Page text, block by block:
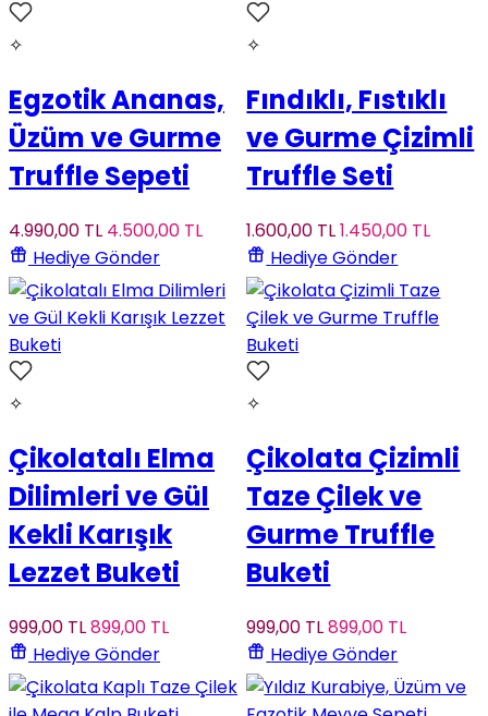
✧
Egzotik Ananas,
Üzüm ve Gurme
Truffle Sepeti
4.990,00 TL 4.500,00 TL
Hediye Gönder
✧
Fındıklı, Fıstıklı
ve Gurme Çizimli
Truffle Seti
1.600,00 TL1.450,00 TL
Hediye Gönder
✧
Çikolatalı Elma
Dilimleri ve Gül
Kekli Karışık
Lezzet Buketi
999,00 TL899,00 TL
Hediye Gönder
✧
Çikolata Çizimli
Taze Çilek ve
Gurme Truffle
Buketi
999,00 TL899,00 TL
Hediye Gönder